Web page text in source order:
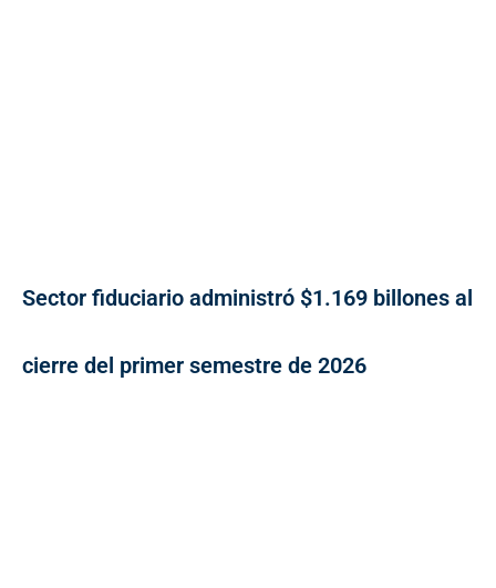
Sector fiduciario administró $1.169 billones al
cierre del primer semestre de 2026